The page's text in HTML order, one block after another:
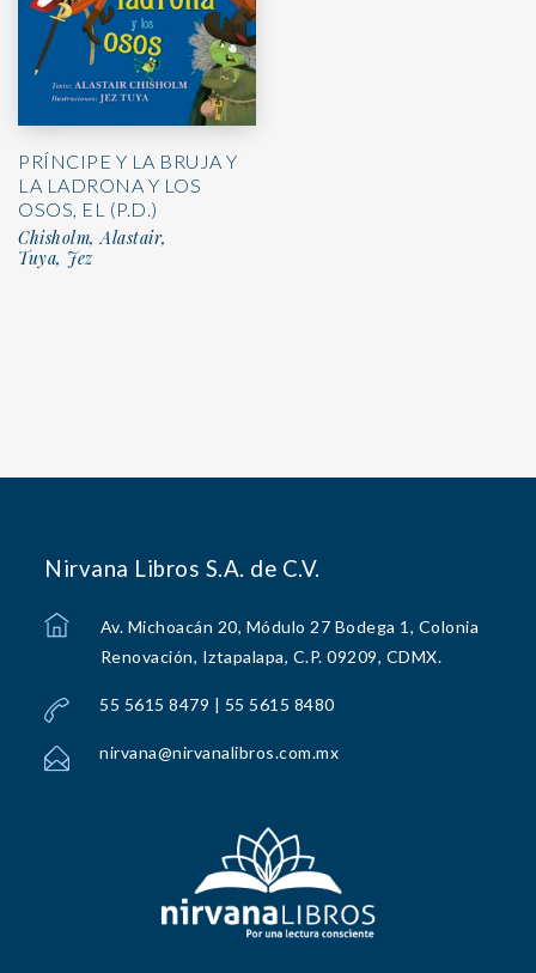
PRÍNCIPE Y LA BRUJA Y
LA LADRONA Y LOS
OSOS, EL (P.D.)
Chisholm, Alastair,
Tuya, Jez
Nirvana Libros S.A. de C.V.
Av. Michoacán 20, Módulo 27 Bodega 1, Colonia
Renovación, Iztapalapa, C.P. 09209, CDMX.
55 5615 8479 | 55 5615 8480
nirvana@nirvanalibros.com.mx